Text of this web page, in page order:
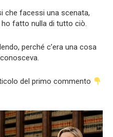
che facessi una scenata,
fatto nulla di tutto ciò.
perché c’era una cosa
del primo commento